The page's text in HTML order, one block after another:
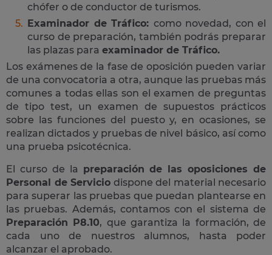
chófer o de conductor de turismos.
Examinador de Tráfico: como novedad, con el
curso de preparación, también podrás preparar
las plazas para examinador de Tráfico.
Los exámenes de la fase de oposición pueden variar
de una convocatoria a otra, aunque las pruebas más
comunes a todas ellas son el examen de preguntas
de tipo test, un examen de supuestos prácticos
sobre las funciones del puesto y, en ocasiones, se
realizan dictados y pruebas de nivel básico, así como
una prueba psicotécnica.
El curso de la preparación de las oposiciones de
Personal de Servicio dispone del material necesario
para superar las pruebas que puedan plantearse en
las pruebas. Además, contamos con el sistema de
Preparación P8.10, que garantiza la formación, de
cada uno de nuestros alumnos, hasta poder
alcanzar el aprobado.